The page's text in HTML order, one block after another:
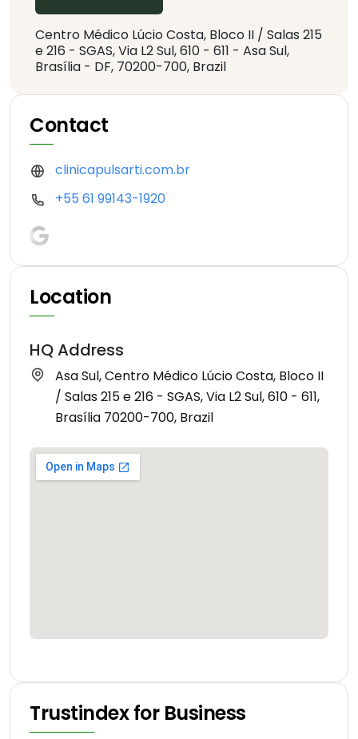
Centro Médico Lúcio Costa, Bloco II / Salas 215
e 216 - SGAS, Via L2 Sul, 610 - 611 - Asa Sul,
Brasília - DF, 70200-700, Brazil
Contact
clinicapulsarti.com.br
+55 61 99143-1920
Location
HQ Address
Asa Sul, Centro Médico Lúcio Costa, Bloco II
/ Salas 215 e 216 - SGAS, Via L2 Sul, 610 - 611,
Brasília 70200-700, Brazil
Trustindex for Business